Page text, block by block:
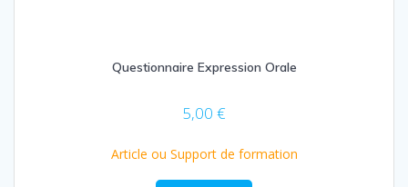
Questionnaire Expression Orale
5,00 €
Article ou Support de formation